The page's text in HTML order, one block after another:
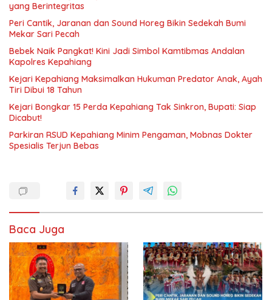
yang Berintegritas
Peri Cantik, Jaranan dan Sound Horeg Bikin Sedekah Bumi
Mekar Sari Pecah
Bebek Naik Pangkat! Kini Jadi Simbol Kamtibmas Andalan
Kapolres Kepahiang
Kejari Kepahiang Maksimalkan Hukuman Predator Anak, Ayah
Tiri Dibui 18 Tahun
Kejari Bongkar 15 Perda Kepahiang Tak Sinkron, Bupati: Siap
Dicabut!
Parkiran RSUD Kepahiang Minim Pengaman, Mobnas Dokter
Spesialis Terjun Bebas
Baca Juga